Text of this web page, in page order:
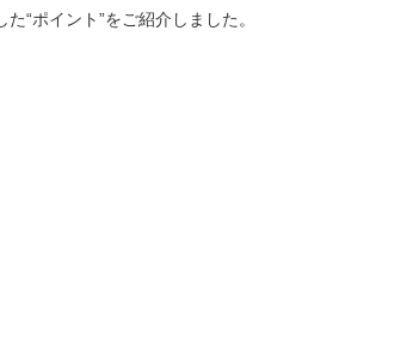
“ポイント”をご紹介しました。